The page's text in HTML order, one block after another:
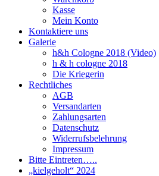
Kasse
Mein Konto
Kontaktiere uns
Galerie
h&h Cologne 2018 (Video)
h & h cologne 2018
Die Kriegerin
Rechtliches
AGB
Versandarten
Zahlungsarten
Datenschutz
Widerrufsbelehrung
Impressum
Bitte Eintreten…..
„kielgeholt“ 2024